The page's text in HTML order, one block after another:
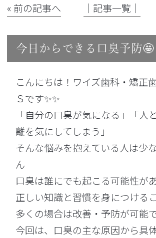
« 前の記事へ │記事一覧│
今日からできる口臭予防🤩
こんにちは！ワイズ歯科・矯正
Ｓです✨✨
「自分の口臭が気になる」「人
離を気にしてしまう」
そんな悩みを抱えている人は少
ん
口臭は誰にでも起こる可能性が
正しい知識と習慣を身につけるこ
多くの場合は改善・予防が可能
今回は、口臭の主な原因から具